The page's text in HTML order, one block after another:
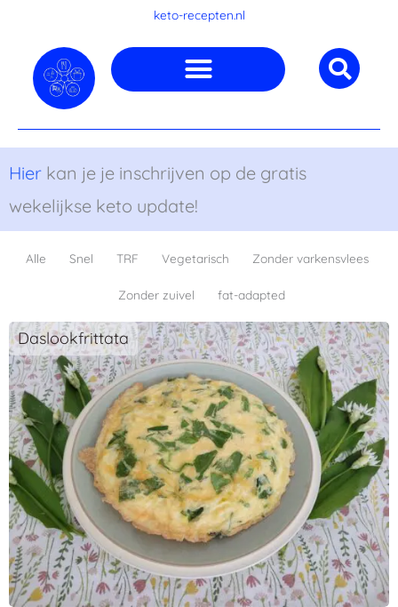
inhoud
keto-recepten.nl
Hier kan je je inschrijven op de gratis
wekelijkse keto update!
Alle Snel TRF Vegetarisch Zonder varkensvlees
Zonder zuivel fat-adapted
Daslookfrittata